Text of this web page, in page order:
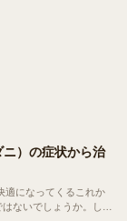
）の症状から治
ないでしょうか。しか